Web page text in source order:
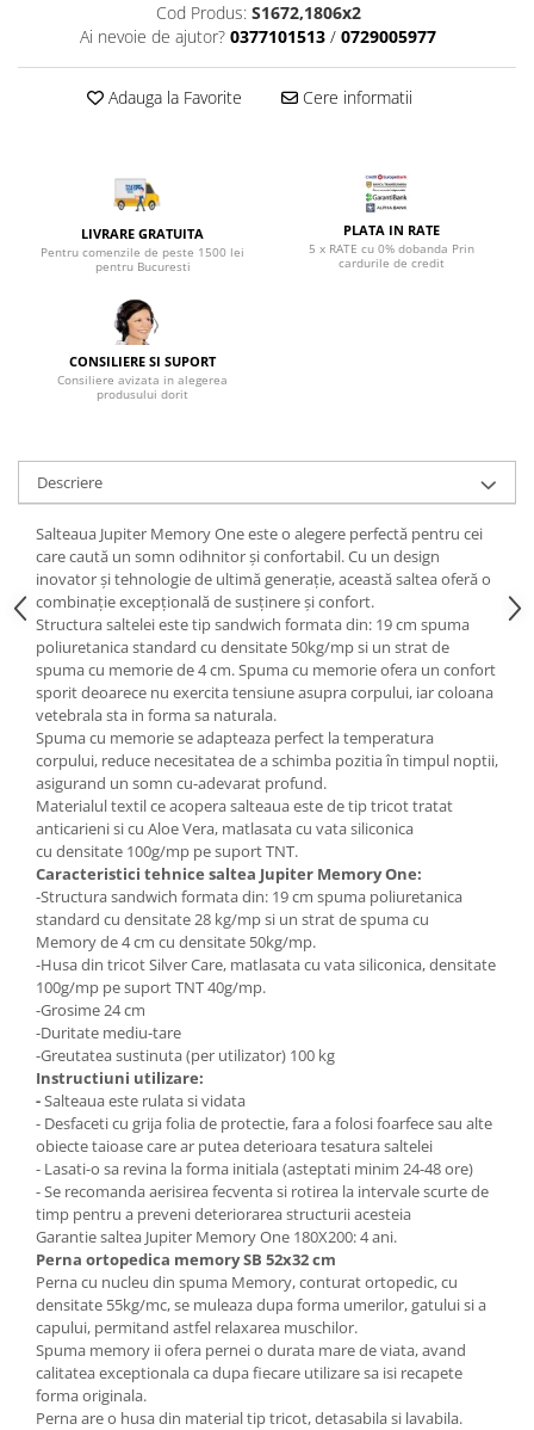
Mobila hol
Suporturi si rafturi pantofi
Portmantouri
Stender haine
Suport pentru umerase
Etajere
Mobilier gradinita
Mese gradinita
Scaune gradinita
Mobila camera copii
Saltele patuturi copii
Paturi copii
Masa si scaune gradinita
Seturi comode living si dormitor
Cod Produs: S1672,1806x2
Ai nevoie de ajutor? 0377101513 / 0729005977
Adauga la Favorite Cere informatii
LIVRARE GRATUITA
Pentru comenzile de peste 1500 lei
pentru Bucuresti
PLATA IN RATE
5 x RATE cu 0% dobanda Prin
cardurile de credit
CONSILIERE SI SUPORT
Consiliere avizata in alegerea
produsului dorit
Descriere
Salteaua Jupiter Memory One este o alegere perfectă pentru cei
care caută un somn odihnitor și confortabil. Cu un design
inovator și tehnologie de ultimă generație, această saltea oferă o
combinație excepțională de susținere și confort.
Structura saltelei este tip sandwich formata din: 19 cm spuma
poliuretanica standard cu densitate 50kg/mp si un strat de
spuma cu memorie de 4 cm. Spuma cu memorie ofera un confort
sporit deoarece nu exercita tensiune asupra corpului, iar coloana
vetebrala sta in forma sa naturala.
Spuma cu memorie se adapteaza perfect la temperatura
corpului, reduce necesitatea de a schimba pozitia în timpul noptii,
asigurand un somn cu-adevarat profund.
Materialul textil ce acopera salteaua este de tip tricot tratat
anticarieni si cu Aloe Vera, matlasata cu vata siliconica
cu densitate 100g/mp pe suport TNT.
Caracteristici tehnice saltea Jupiter Memory One:
-Structura sandwich formata din: 19 cm spuma poliuretanica
standard cu densitate 28 kg/mp si un strat de spuma cu
Memory de 4 cm cu densitate 50kg/mp.
-Husa din tricot Silver Care, matlasata cu vata siliconica, densitate
100g/mp pe suport TNT 40g/mp.
-Grosime 24 cm
-Duritate mediu-tare
-Greutatea sustinuta (per utilizator) 100 kg
Instructiuni utilizare:
-Salteaua este rulata si vidata
- Desfaceti cu grija folia de protectie, fara a folosi foarfece sau alte
obiecte taioase care ar putea deterioara tesatura saltelei
- Lasati-o sa revina la forma initiala (asteptati minim 24-48 ore)
- Se recomanda aerisirea fecventa si rotirea la intervale scurte de
timp pentru a preveni deteriorarea structurii acesteia
Garantie saltea Jupiter Memory One 180X200: 4 ani.
Perna ortopedica memory SB 52x32 cm
Perna cu nucleu din spuma Memory, conturat ortopedic, cu
densitate 55kg/mc, se muleaza dupa forma umerilor, gatului si a
capului, permitand astfel relaxarea muschilor.
Spuma memory ii ofera pernei o durata mare de viata, avand
calitatea exceptionala ca dupa fiecare utilizare sa isi recapete
forma originala.
Perna are o husa din material tip tricot, detasabila si lavabila.